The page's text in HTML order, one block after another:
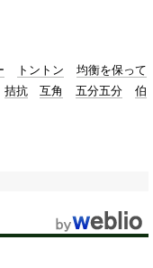
トントン
均衡を保って
拮抗 互角 五分五分
伯